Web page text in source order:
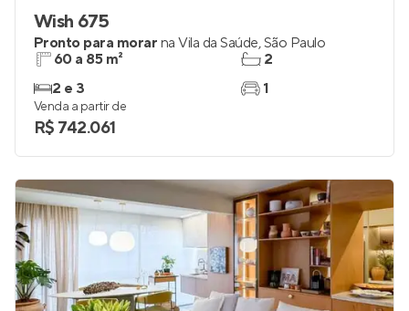
Wish 675
Pronto para morar na Vila da Saúde,São Paulo
60 a 85 m²
2 e 3
2
1
Venda a partir de
R$ 742.061